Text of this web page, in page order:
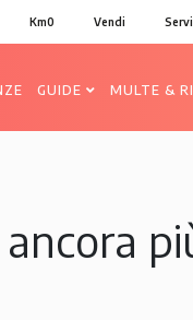
Km0 Vendi
GUIDE MULTE &